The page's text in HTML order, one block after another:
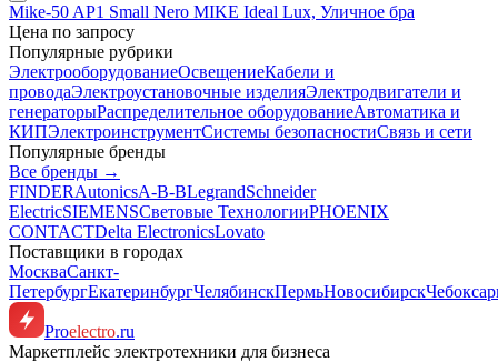
Mike-50 AP1 Small Nero MIKE Ideal Lux, Уличное бра
Цена по запросу
Популярные рубрики
ЭлектрооборудованиеОсвещениеКабели и
проводаЭлектроустановочные изделияЭлектродвигатели и
генераторыРаспределительное оборудованиеАвтоматика и
КИПЭлектроинструментСистемы безопасностиСвязь и сети
Популярные бренды
Все бренды →
FINDERAutonicsA-B-BLegrandSchneider
ElectricSIEMENSСветовые ТехнологииPHOENIX
CONTACTDelta ElectronicsLovato
Поставщики в городах
МоскваСанкт-
ПетербургЕкатеринбургЧелябинскПермьНовосибирск
Proelectro.ru
Маркетплейс электротехники для бизнеса